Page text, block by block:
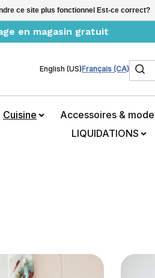
en magasin gratuit
English (US)Français (CA)
Cuisine Accessoires & mode
LIQUIDATIONS
ce site plus fonctionnel Est-ce correct?